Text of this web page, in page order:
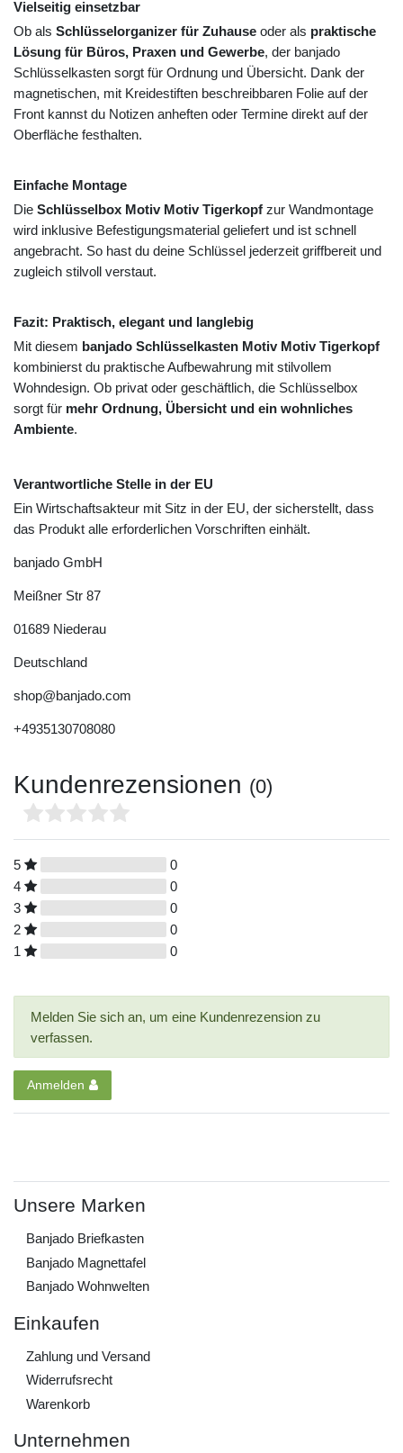
Vielseitig einsetzbar
Ob als Schlüsselorganizer für Zuhause oder als praktische
Lösung für Büros, Praxen und Gewerbe, der banjado
Schlüsselkasten sorgt für Ordnung und Übersicht. Dank der
magnetischen, mit Kreidestiften beschreibbaren Folie auf der
Front kannst du Notizen anheften oder Termine direkt auf der
Oberfläche festhalten.
Einfache Montage
Die Schlüsselbox Motiv Motiv Tigerkopf zur Wandmontage
wird inklusive Befestigungsmaterial geliefert und ist schnell
angebracht. So hast du deine Schlüssel jederzeit griffbereit und
zugleich stilvoll verstaut.
Fazit: Praktisch, elegant und langlebig
Mit diesem banjado Schlüsselkasten Motiv Motiv Tigerkopf
kombinierst du praktische Aufbewahrung mit stilvollem
Wohndesign. Ob privat oder geschäftlich, die Schlüsselbox
sorgt für mehr Ordnung, Übersicht und ein wohnliches
Ambiente.
Verantwortliche Stelle in der EU
Ein Wirtschaftsakteur mit Sitz in der EU, der sicherstellt, dass
das Produkt alle erforderlichen Vorschriften einhält.
banjado GmbH
Meißner Str 87
01689 Niederau
Deutschland
shop@banjado.com
+4935130708080
Kundenrezensionen (0)
5
0
4
0
3
0
2
0
1
0
Melden Sie sich an, um eine Kundenrezension zu
verfassen.
Anmelden
Unsere Marken
Banjado Briefkasten
Banjado Magnettafel
Banjado Wohnwelten
Einkaufen
Zahlung und Versand
Widerrufs­recht
Warenkorb
Unternehmen